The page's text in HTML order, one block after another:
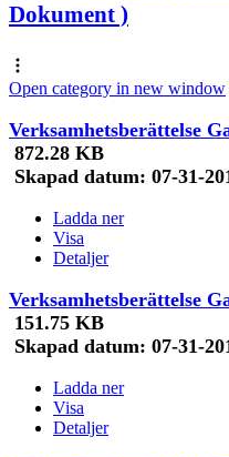
Dokument )
Open category in new window
Verksamhetsberättelse
872.28 KB
Skapad datum: 07-31-
Ladda ner
Visa
Detaljer
Verksamhetsberättelse
151.75 KB
Skapad datum: 07-31-
Ladda ner
Visa
Detaljer